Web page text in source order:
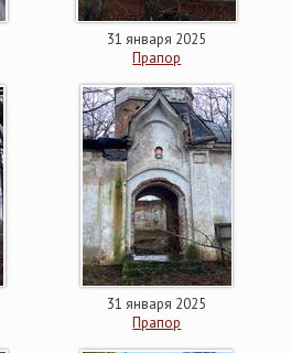
31 января 2025
Прапор
31 января 2025
Прапор